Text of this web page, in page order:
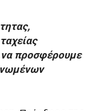
να προσφέρουμε